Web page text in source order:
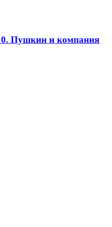
Пушкин и компания